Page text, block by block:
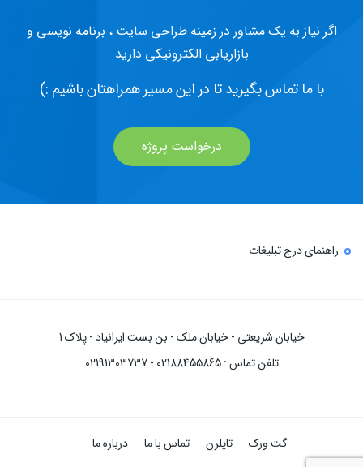
اگر نیاز به یک مشاور در زمینه طراحی سایت ، برنامه نویسی و
بازاریابی الکترونیکی دارید
با ما تماس بگیرید تا در این مسیر همراهتان باشیم :)
درخواست پروژه
راهنمای درج تبلیغات
خیابان شریعتی - خیابان ملک - بن بست ایرانیاد - پلاک 1
تلفن تماس : 02188455865 - 02191303737
گت ورک تاپلرن تماس با ما
درباره ما